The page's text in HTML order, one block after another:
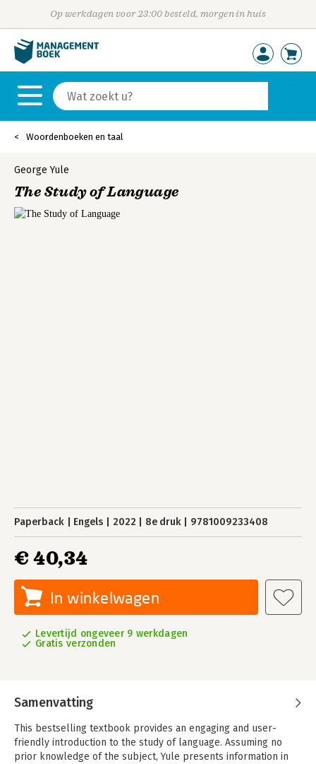
Op werkdagen voor 23:00 besteld, morgen in huis
Woordenboeken en taal
George Yule
The Study of Language
Paperback Engels 2022 8e druk 9781009233408
€ 40,34
In winkelwagen
Levertijd ongeveer 9 werkdagen
Gratis verzonden
Samenvatting
This bestselling textbook provides an engaging and user-
friendly introduction to the study of language. Assuming no
prior knowledge of the subject, Yule presents information in